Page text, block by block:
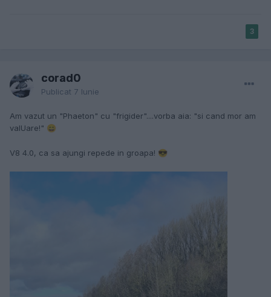
3
corad0
Publicat 7 Iunie
Am vazut un "Phaeton" cu "frigider"....vorba aia: "si cand mor am
valUare!" 😄
V8 4.0, ca sa ajungi repede in groapa! 😎